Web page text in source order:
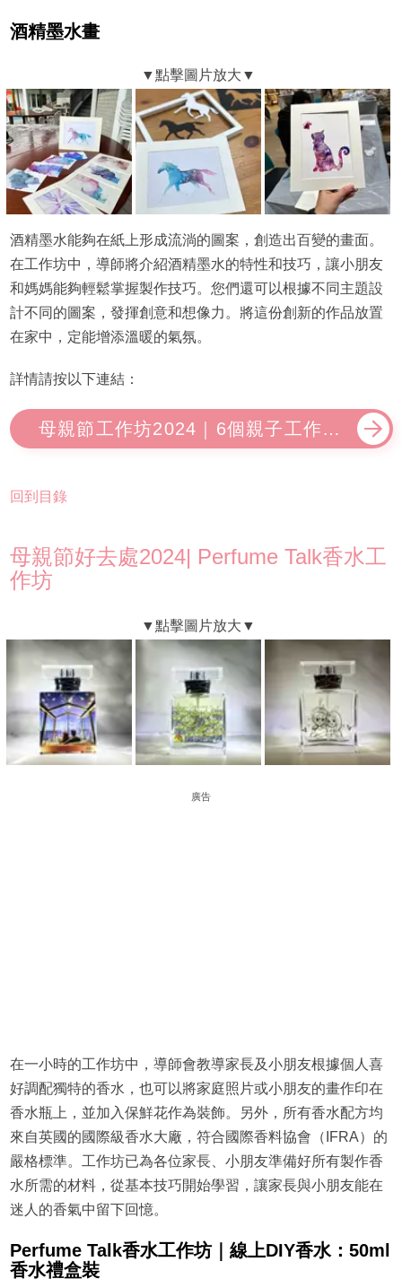
酒精墨水畫
酒精墨水能夠在紙上形成流淌的圖案，創造出百變的畫面。
在工作坊中，導師將介紹酒精墨水的特性和技巧，讓小朋友
和媽媽能夠輕鬆掌握製作技巧。您們還可以根據不同主題設
計不同的圖案，發揮創意和想像力。將這份創新的作品放置
在家中，定能增添溫暖的氣氛。
詳情請按以下連結：
母親節工作坊2024｜6個親子工作坊
6折優惠 皮革+滴膠+明信片+酒精墨
回到目錄
母親節好去處2024| Perfume Talk香水工
作坊
廣告
在一小時的工作坊中，導師會教導家長及小朋友根據個人喜
好調配獨特的香水，也可以將家庭照片或小朋友的畫作印在
香水瓶上，並加入保鮮花作為裝飾。另外，所有香水配方均
來自英國的國際級香水大廠，符合國際香料協會（IFRA）的
嚴格標準。工作坊已為各位家長、小朋友準備好所有製作香
水所需的材料，從基本技巧開始學習，讓家長與小朋友能在
迷人的香氣中留下回憶。
Perfume Talk香水工作坊｜線上DIY香水：50ml
香水禮盒裝